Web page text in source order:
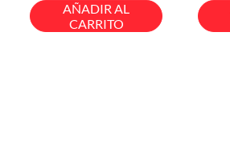
AÑADIR AL
CARRITO